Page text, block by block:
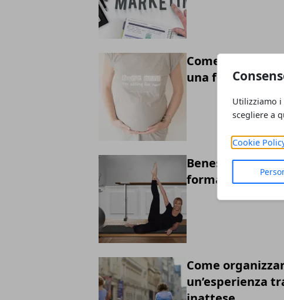
Utilizziamo
scegliere a
Cookie
Come
una festa
Benessere
forma di
Come
un’esperienza